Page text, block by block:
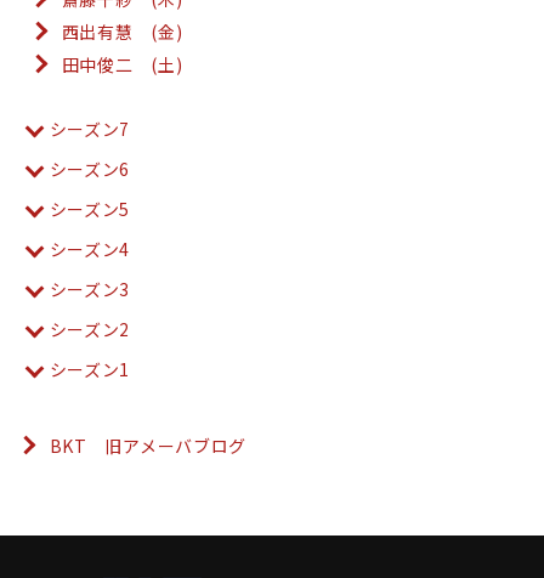
西出有慧 (金)
田中俊二 (土)
シーズン7
シーズン6
シーズン5
シーズン4
シーズン3
シーズン2
シーズン1
BKT 旧アメーバブログ